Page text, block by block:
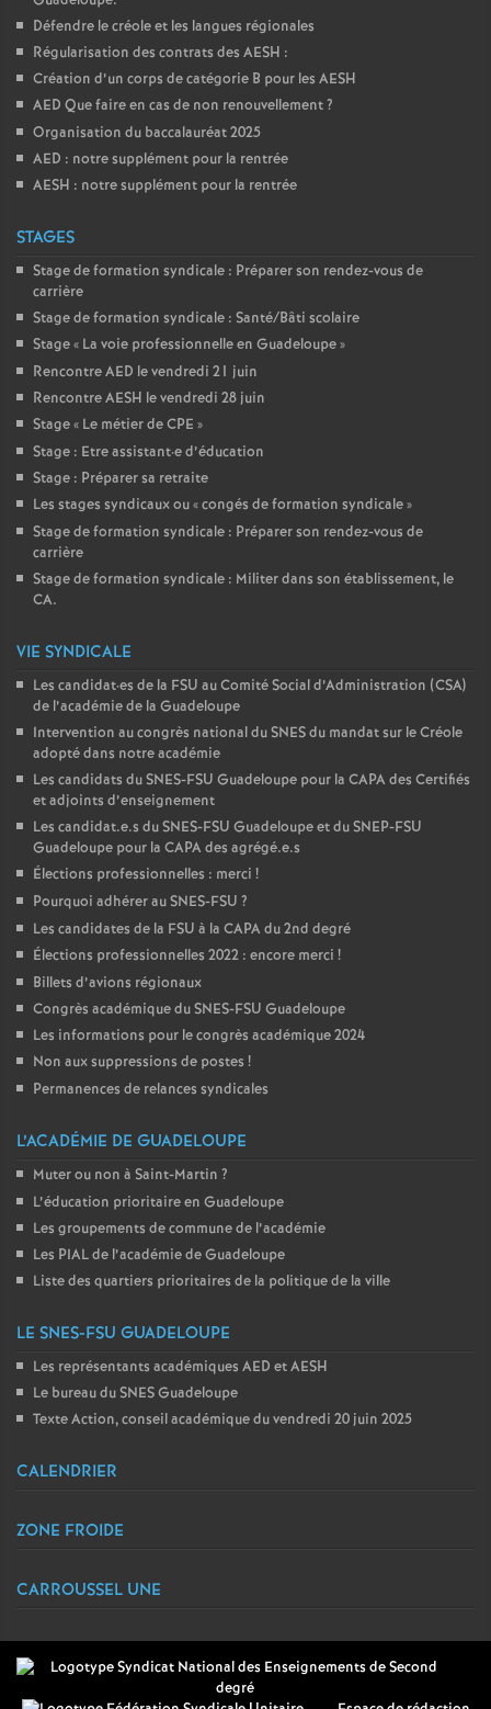
Défendre le créole et les langues régionales
Régularisation des contrats des AESH :
Création d’un corps de catégorie B pour les AESH
AED Que faire en cas de non renouvellement?
Organisation du baccalauréat 2025
AED : notre supplément pour la rentrée
AESH : notre supplément pour la rentrée
STAGES
Stage de formation syndicale : Préparer son rendez-vous de
carrière
Stage de formation syndicale : Santé/Bâti scolaire
Stage « La voie professionnelle en Guadeloupe»
Rencontre AED le vendredi 21 juin
Rencontre AESH le vendredi 28 juin
Stage « Le métier de CPE »
Stage : Etre assistant·e d’éducation
Stage : Préparer sa retraite
Les stages syndicaux ou «congés de formation syndicale»
Stage de formation syndicale : Préparer son rendez-vous de
carrière
Stage de formation syndicale : Militer dans son établissement, le
CA.
VIE SYNDICALE
Les candidat·es de la FSU au Comité Social d’Administration (CSA)
de l’académie de la Guadeloupe
Intervention au congrès national du SNES du mandat sur le Créole
adopté dans notre académie
Les candidats du SNES-FSU Guadeloupe pour la CAPA des Certifiés
et adjoints d’enseignement
Les candidat.e.s du SNES-FSU Guadeloupe et du SNEP-FSU
Guadeloupe pour la CAPA des agrégé.e.s
Élections professionnelles : merci !
Pourquoi adhérer au SNES-FSU ?
Les candidates de la FSU à la CAPA du 2nd degré
Élections professionnelles 2022 : encore merci !
Billets d’avions régionaux
Congrès académique du SNES-FSU Guadeloupe
Les informations pour le congrès académique 2024
Non aux suppressions de postes !
Permanences de relances syndicales
L’ACADÉMIE DE GUADELOUPE
Muter ou non à Saint-Martin ?
L’éducation prioritaire en Guadeloupe
Les groupements de commune de l’académie
Les PIAL de l’académie de Guadeloupe
Liste des quartiers prioritaires de la politique de la ville
LE SNES-FSU GUADELOUPE
Les représentants académiques AED et AESH
Le bureau du SNES Guadeloupe
Texte Action, conseil académique du vendredi 20 juin 2025
CALENDRIER
ZONE FROIDE
CARROUSSEL UNE